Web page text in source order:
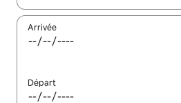
Arrivée
Départ